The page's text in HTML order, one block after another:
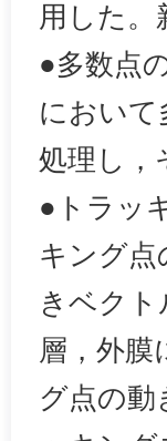
用した
●多数点
におい
処理し，
●トラッ
キング点
きベクト
層，外膜
グ点の